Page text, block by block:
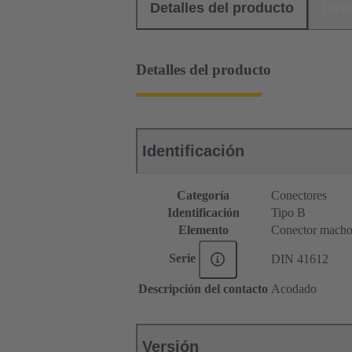
Detalles del producto
Detalles del producto
Identificación
Categoría
Conectores
Identificación
Tipo B
Elemento
Conector macho
Serie DIN 41612
Descripción del contacto Acodado
Versión